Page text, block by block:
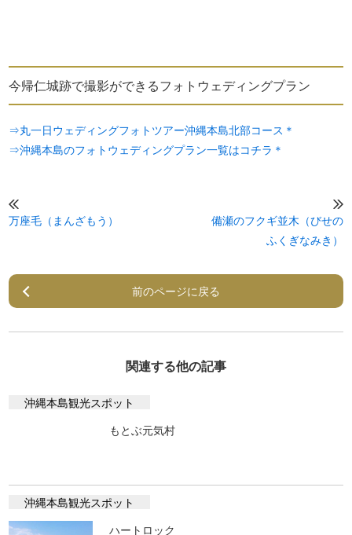
今帰仁城跡で撮影ができるフォトウェディングプラン
⇒丸一日ウェディングフォトツアー沖縄本島北部コース＊
⇒沖縄本島のフォトウェディングプラン一覧はコチラ＊
万座毛（まんざもう）
備瀬のフクギ並木（びせの
ふくぎなみき）
前のページに戻る
関連する他の記事
沖縄本島観光スポット
もとぶ元気村
沖縄本島観光スポット